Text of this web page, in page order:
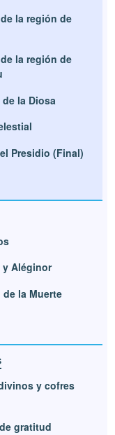
la región de
la región de
de la Diosa
Presidio (Final)
y Aléginor
de la Muerte
y cofres
gratitud